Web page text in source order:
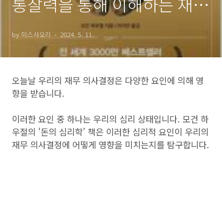
by 미스사오리 2024. 5. 11.
오늘날 우리의 재무 의사결정은 다양한 요인에 의해 영
향을 받습니다.
이러한 요인 중 하나는 우리의 심리 상태입니다. 모건 하
우절의 '돈의 심리학’ 책은 이러한 심리적 요인이 우리의
재무 의사결정에 어떻게 영향을 미치는지를 탐구합니다.